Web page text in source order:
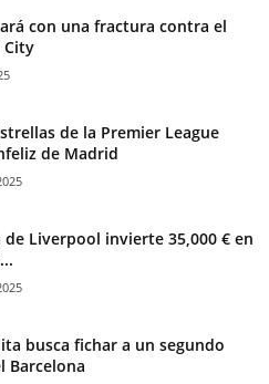
con una fractura contra el
City
de la Premier League
de Madrid
de Liverpool invierte 35,000 € en
busca fichar a un segundo
Barcelona